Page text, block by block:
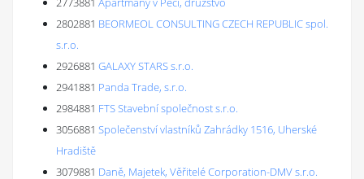
2802881 BEORMEOL CONSULTING CZECH REPUBLIC spol.
s.r.o.
2926881 GALAXY STARS s.r.o.
2941881 Panda Trade, s.r.o.
2984881 FTS Stavební společnost s.r.o.
3056881 Společenství vlastníků Zahrádky 1516, Uherské
Hradiště
3079881 Daně, Majetek, Věřitelé Corporation-DMV s.r.o.